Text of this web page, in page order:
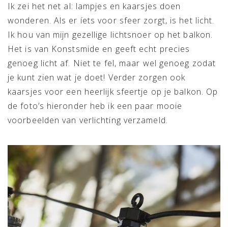
Ik zei het net al: lampjes en kaarsjes doen
wonderen. Als er íets voor sfeer zorgt, is het licht.
Ik hou van mijn gezellige lichtsnoer op het balkon.
Het is van Konstsmide en geeft echt precies
genoeg licht af. Niet te fel, maar wel genoeg zodat
je kunt zien wat je doet! Verder zorgen ook
kaarsjes voor een heerlijk sfeertje op je balkon. Op
de foto’s hieronder heb ik een paar mooie
voorbeelden van verlichting verzameld.